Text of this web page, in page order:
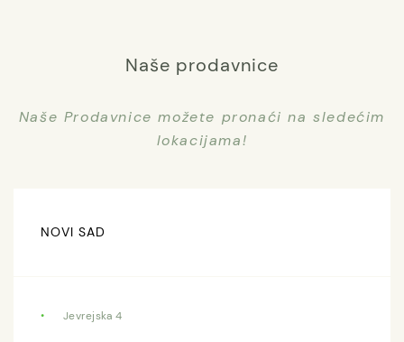
Naše prodavnice
Naše Prodavnice možete pronaći na sledećim
lokacijama!
NOVI SAD
Jevrejska 4